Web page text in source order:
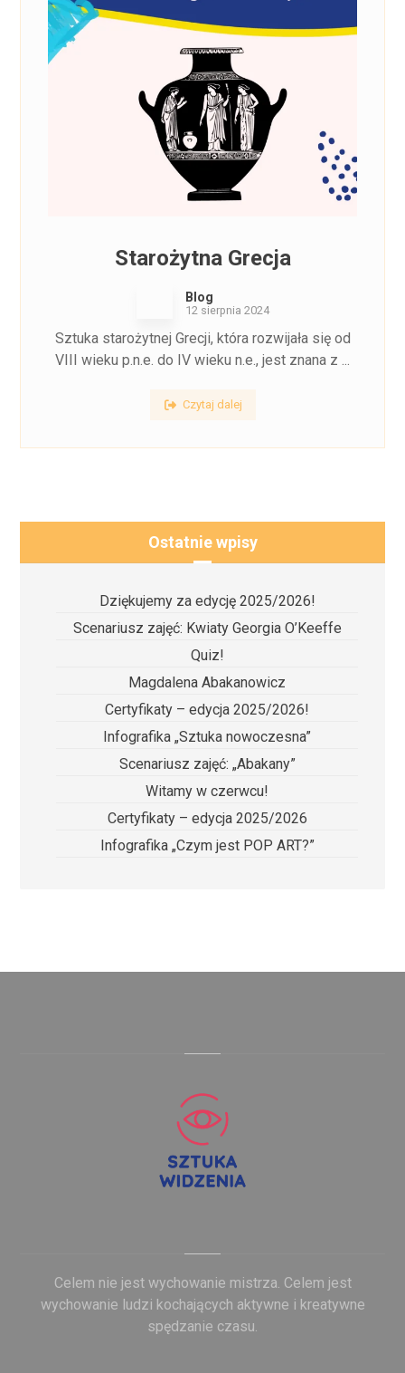
Starożytna Grecja
Blog
12 sierpnia 2024
Sztuka starożytnej Grecji, która rozwijała się od
VIII wieku p.n.e. do IV wieku n.e., jest znana z ...
Czytaj dalej
Ostatnie wpisy
Dziękujemy za edycję 2025/2026!
Scenariusz zajęć: Kwiaty Georgia O’Keeffe
Quiz!
Magdalena Abakanowicz
Certyfikaty – edycja 2025/2026!
Infografika „Sztuka nowoczesna”
Scenariusz zajęć: „Abakany”
Witamy w czerwcu!
Certyfikaty – edycja 2025/2026
Infografika „Czym jest POP ART?”
Celem nie jest wychowanie mistrza. Celem jest
wychowanie ludzi kochających aktywne i kreatywne
spędzanie czasu.